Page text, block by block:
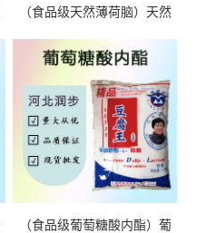
（食品级天然薄荷脑）天然
（食品级葡萄糖酸内酯）葡